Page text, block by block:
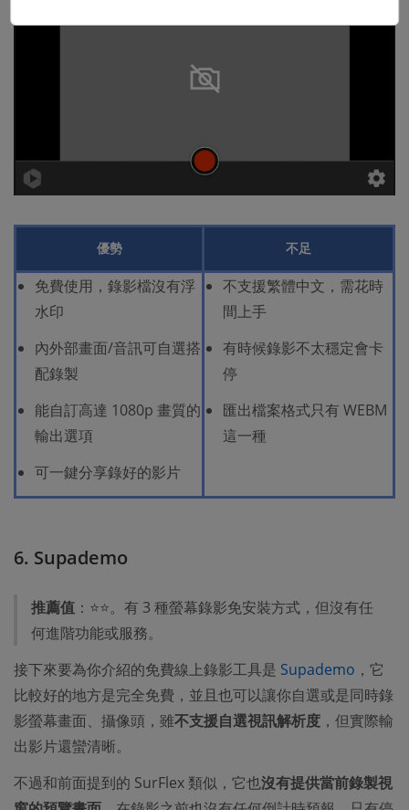
優勢 不足
免費使用，錄影檔沒有浮
水印
內外部畫面/音訊可自選搭
配錄製
能自訂高達 1080p 畫質的
輸出選項
可一鍵分享錄好的影片
不支援繁體中文，需花時
間上手
有時候錄影不太穩定會卡
停
匯出檔案格式只有 WEBM
這一種
6. Supademo
推薦值 ：⭐⭐。有 3 種螢幕錄影免安裝方式，但沒有任
何進階功能或服務。
接下來要為你介紹的免費線上錄影工具是 Supademo ，它
比較好的地方是完全免費，並且也可以讓你自選或是同時錄
影螢幕畫面、攝像頭，雖不支援自選視訊解析度 ，但實際輸
出影片還蠻清晰。
不過和前面提到的 SurFlex 類似，它也沒有提供當前錄製視